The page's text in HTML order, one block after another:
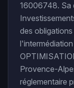
16006748. Sa
des
Provence-
réglementaire